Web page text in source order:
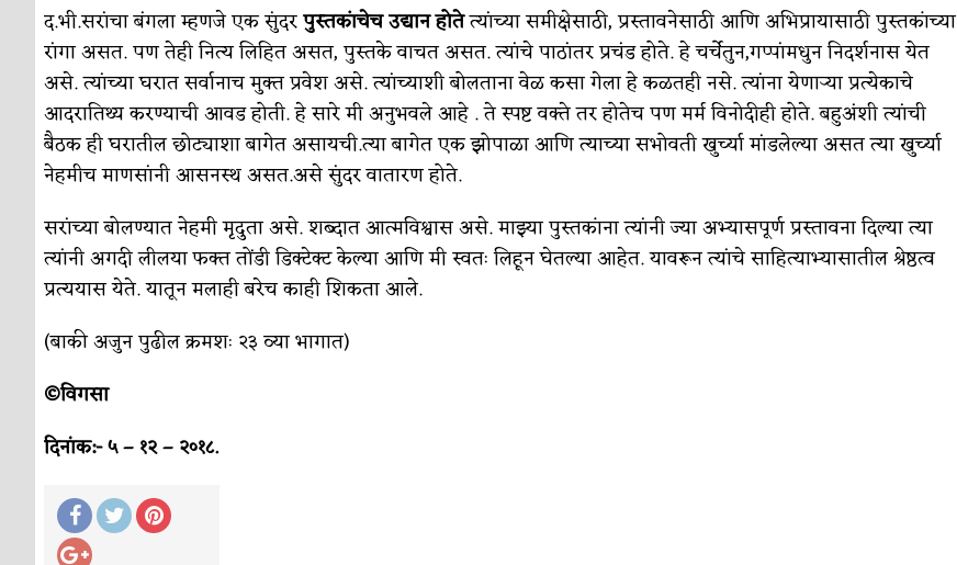
द.भी.सरांचा बंगला म्हणजे एक सुंदरपुस्तकांचेच उद्यान होतेत्यांच्या समीक्षेसाठी, प्रस्तावनेसाठी आणि अभिप्रायासाठी पुस्तकांच्या
रांगा असत. पण तेही नित्य लिहित असत, पुस्तके वाचत असत. त्यांचे पाठांतर प्रचंड होते. हे चर्चेतुन,गप्पांमधुन निदर्शनास येत
असे. त्यांच्या घरात सर्वानाच मुक्त प्रवेश असे. त्यांच्याशी बोलताना वेळ कसा गेला हे कळतही नसे. त्यांना येणाऱ्या प्रत्येकाचे
आदरातिथ्य करण्याची आवड होती. हे सारे मी अनुभवले आहे . ते स्पष्ट वक्ते तर होतेच पण मर्म विनोदीही होते. बहुअंशी त्यांची
बैठक ही घरातील छोट्याशा बागेत असायची.त्या बागेत एक झोपाळा आणि त्याच्या सभोवती खुर्च्या मांडलेल्या असत त्या खुर्च्या
नेहमीच माणसांनी आसनस्थ असत.असे सुंदर वातारण होते.
सरांच्या बोलण्यात नेहमी मृदुता असे. शब्दात आत्मविश्वास असे. माझ्या पुस्तकांना त्यांनी ज्या अभ्यासपूर्ण प्रस्तावना दिल्या त्या
त्यांनी अगदी लीलया फक्त तोंडी डिक्टेक्ट केल्या आणि मी स्वतः लिहून घेतल्या आहेत. यावरून त्यांचे साहित्याभ्यासातील श्रेष्ठत्व
प्रत्ययास येते. यातून मलाही बरेच काही शिकता आले.
(बाकी अजुन पुढील क्रमशः २३ व्या भागात)
©विगसा
दिनांक:- ५ – १२ – २०१८.